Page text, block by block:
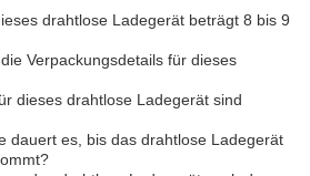
drahtlose Ladegerät beträgt 8 bis 9
Verpackungsdetails für dieses
dieses drahtlose Ladegerät sind
dauert es, bis das drahtlose Ladegerät